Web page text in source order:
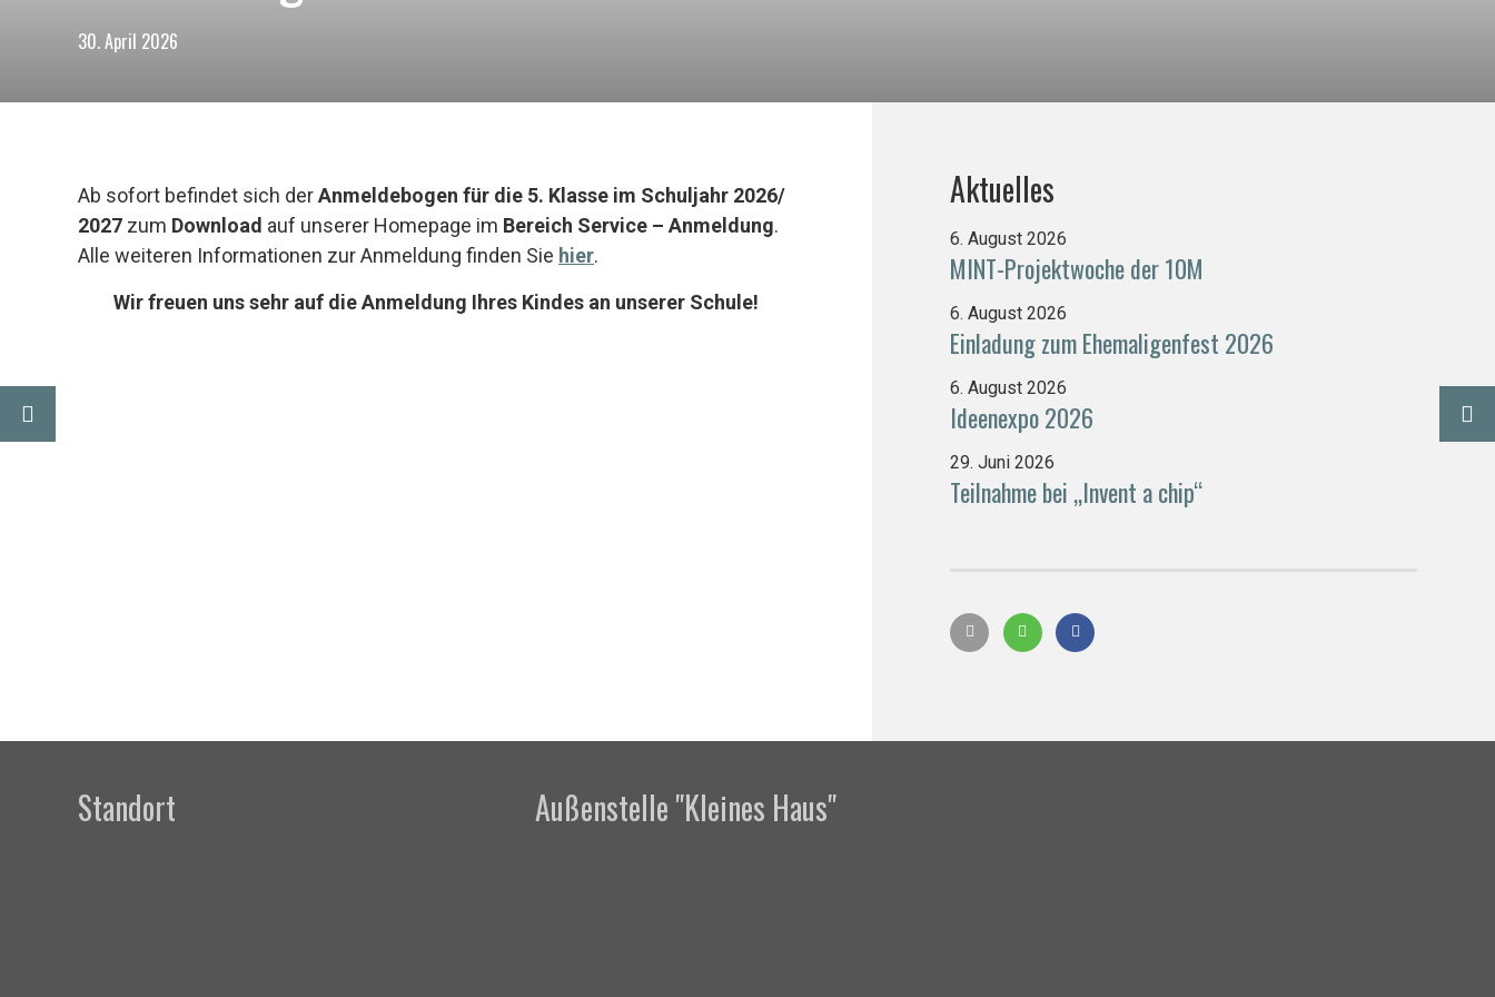
Muslimisch-jüdischer Dialog: „Tandem“-Workshop in der Klasse 10M
30. April 2026
Ab sofort befindet sich derAnmeldebogen für die 5. Klasse im Schuljahr 2026/
2027 zum Download auf unserer Homepage im Bereich Service – Anmeldung.
Alle weiteren Informationen zur Anmeldung finden Sie hier.
Wir freuen uns sehr auf die Anmeldung Ihres Kindes an unserer Schule!
Aktuelles
6. August 2026
MINT-Projektwoche der 10M
6. August 2026
Einladung zum Ehemaligenfest 2026
6. August 2026
Ideenexpo 2026
29. Juni 2026
Teilnahme bei „Invent a chip“
Standort Außenstelle "Kleines Haus"